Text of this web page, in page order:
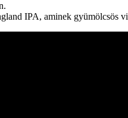
IPA, aminek gyümölcsös